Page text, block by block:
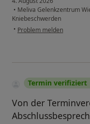
• Meliva Gelenkzentrum
Kniebeschwerden
• Problem melden
Termin verifiziert
Von der